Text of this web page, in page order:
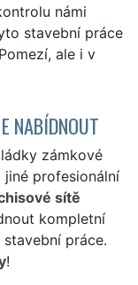
námi
stavební práce
ale i v
NABÍDNOUT
zámkové
profesionální
sítě
kompletní
práce.
!